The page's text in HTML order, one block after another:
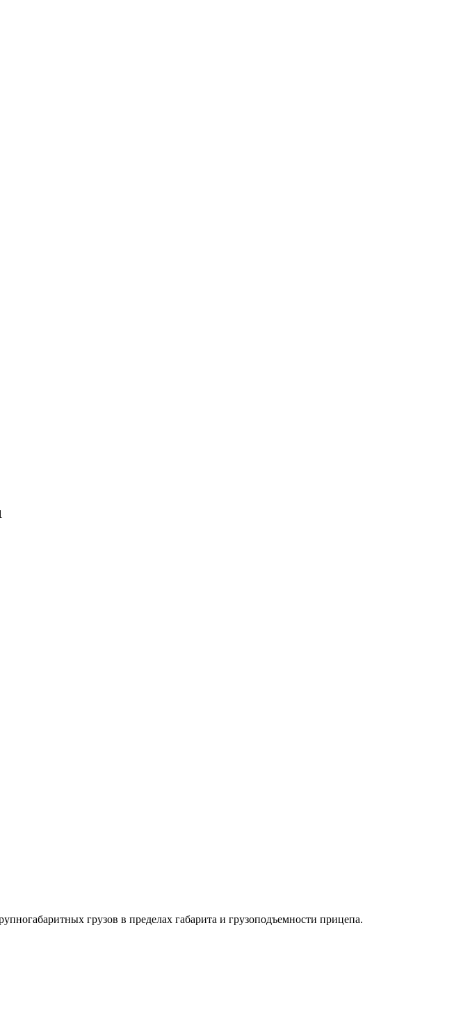
грузов в пределах габарита и грузоподъемности прицепа.